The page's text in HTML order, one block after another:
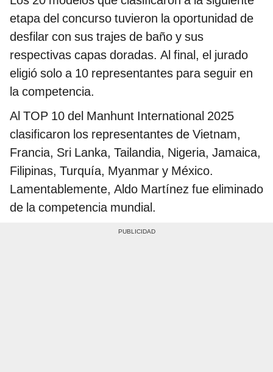
etapa del concurso tuvieron la oportunidad de
desfilar con sus trajes de baño y sus
respectivas capas doradas. Al final, el jurado
eligió solo a 10 representantes para seguir en
la competencia.
Al TOP 10 del Manhunt International 2025
clasificaron los representantes de Vietnam,
Francia, Sri Lanka, Tailandia, Nigeria, Jamaica,
Filipinas, Turquía, Myanmar y México.
Lamentablemente, Aldo Martínez fue eliminado
de la competencia mundial.